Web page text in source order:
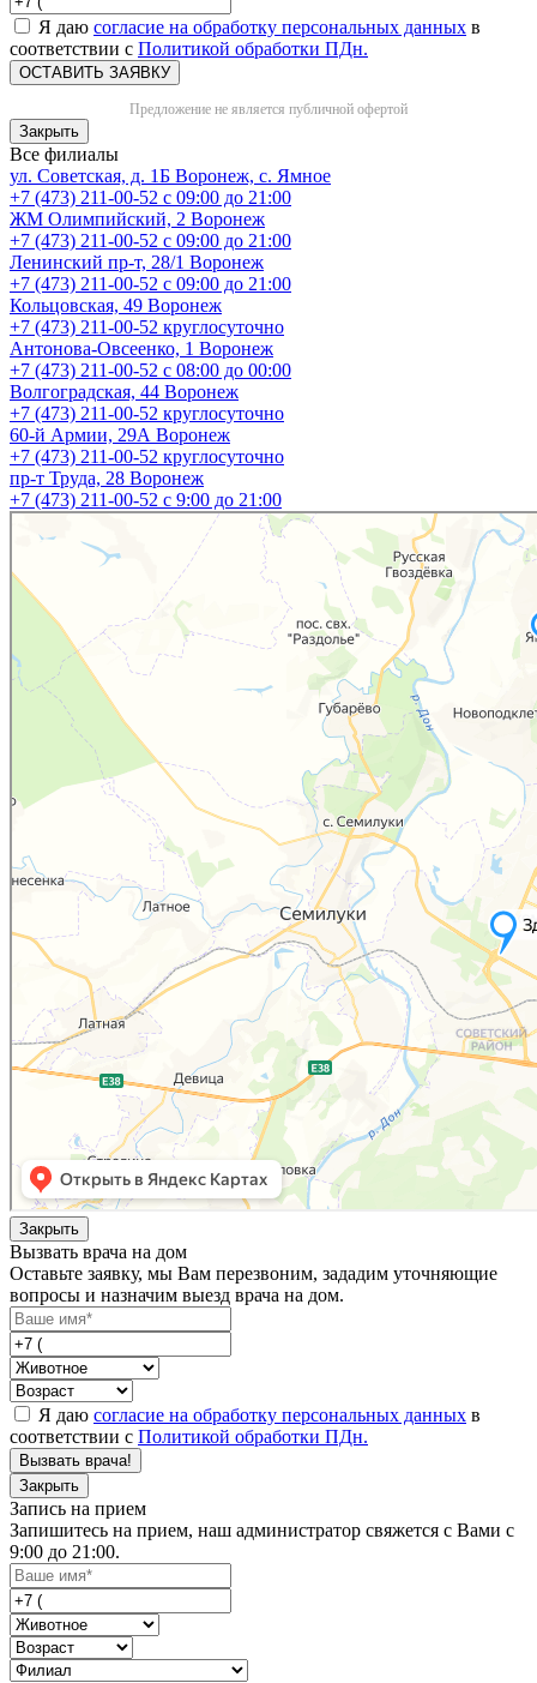
Я даю согласие на обработку персональных данных в
соответствии с Политикой обработки ПДн.
ОСТАВИТЬ ЗАЯВКУ
Предложение не является публичной офертой
Закрыть
Все филиалы
ул. Советская, д. 1Б Воронеж, с. Ямное
+7 (473) 211-00-52 с 09:00 до 21:00
ЖМ Олимпийский, 2 Воронеж
+7 (473) 211-00-52 с 09:00 до 21:00
Ленинский пр-т, 28/1 Воронеж
+7 (473) 211-00-52 с 09:00 до 21:00
Кольцовская, 49 Воронеж
+7 (473) 211-00-52 круглосуточно
Антонова-Овсеенко, 1 Воронеж
+7 (473) 211-00-52 с 08:00 до 00:00
Волгоградская, 44 Воронеж
+7 (473) 211-00-52 круглосуточно
60-й Армии, 29А Воронеж
+7 (473) 211-00-52 круглосуточно
пр-т Труда, 28 Воронеж
+7 (473) 211-00-52 c 9:00 до 21:00
Закрыть
Вызвать врача на дом
Оставьте заявку, мы Вам перезвоним, зададим уточняющие
вопросы и назначим выезд врача на дом.
Я даю согласие на обработку персональных данных в
соответствии с Политикой обработки ПДн.
Вызвать врача!
Закрыть
Запись на прием
Запишитесь на прием, наш администратор свяжется с Вами с
9:00 до 21:00.